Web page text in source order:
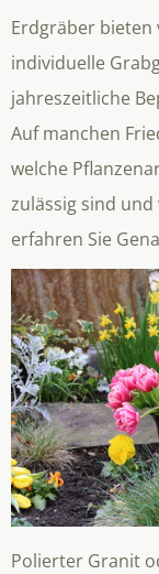
Erdgräber bieten
individuelle
jahreszeitliche
Auf manchen
welche
zulässig sind
erfahren Sie
Polierter Granit